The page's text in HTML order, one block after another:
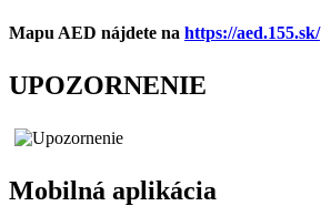
Mapu AED nájdete na https://aed.155.sk/
UPOZORNENIE
Mobilná aplikácia